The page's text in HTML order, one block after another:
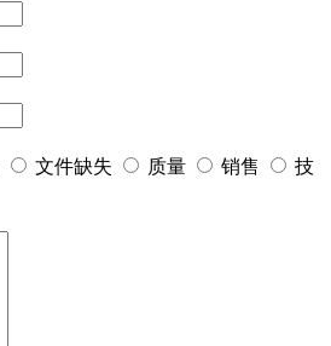
文件缺失 质量 销售
技